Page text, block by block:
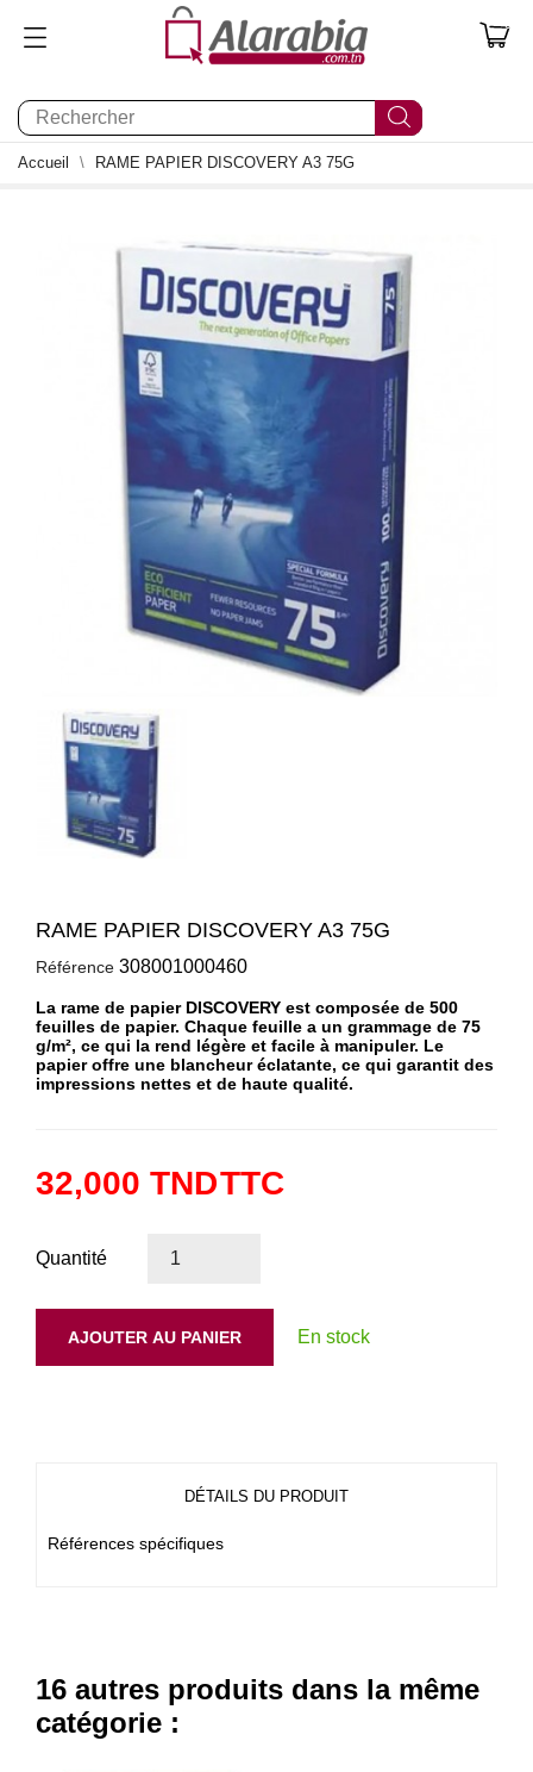
0
Accueil RAME PAPIER DISCOVERY A3 75G
RAME PAPIER DISCOVERY A3 75G
Référence 308001000460
La rame de papier DISCOVERY est composée de 500
feuilles de papier. Chaque feuille a un grammage de 75
g/m², ce qui la rend légère et facile à manipuler. Le
papier offre une blancheur éclatante, ce qui garantit des
impressions nettes et de haute qualité.
32,000 TNDTTC
Quantité
AJOUTER AU PANIER En stock
DÉTAILS DU PRODUIT
Références spécifiques
16 autres produits dans la même
catégorie :